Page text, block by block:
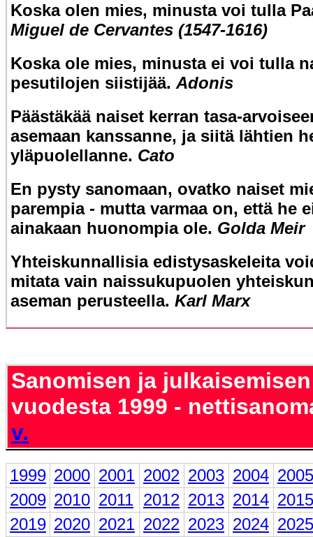
Koska olen mies, minusta voi tulla
Miguel de Cervantes (1547-1616)
Koska ole mies, minusta ei voi tulla
pesutilojen siistijää. Adonis
Päästäkää naiset kerran tasa-
asemaan kanssanne, ja siitä lähtien
yläpuolellanne. Cato
En pysty sanomaan, ovatko naiset
parempia - mutta varmaa on, että he
ainakaan huonompia ole. Golda Meir
Yhteiskunnallisia edistysaskeleita
mitata vain naissukupuolen
aseman perusteella. Karl Marx
Sanomisen ja
vuodesta 1999 -
v.
1999 2000 2001 2002 2003 2004 2005
2009 2010 2011 2012 2013 2014 2015
2019 2020 2021 2022 2023 2024 2025